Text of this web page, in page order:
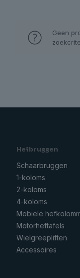
Geen
Hefbruggen
Schaarbruggen
1-koloms
2-koloms
4-koloms
Mobiele
Motorheftafels
Wielgreepliften
Accessoires